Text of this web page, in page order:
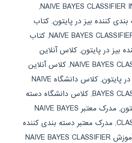
,
کننده بیز در پایتون, کتاب
, کتاب
بیز در پایتون, کلاس آنلاین
NAIVE BAYES
, کلاس آنلاین
پایتون,
کلاس دانشگاه NAIVE
BAYES
, کلاس دانشگاه دسته
,
مدرک معتبر NAIVE BAYES
, مدرک معتبر دسته بندی کننده
مرجع آموزش NAIVE BAYES CLASSIFIER